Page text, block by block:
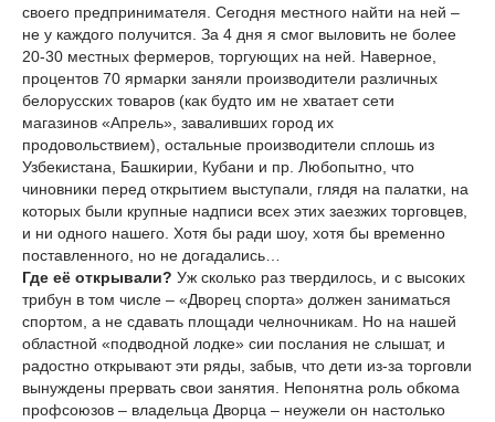
своего предпринимателя. Сегодня местного найти на ней –
не у каждого получится. За 4 дня я смог выловить не более
20-30 местных фермеров, торгующих на ней. Наверное,
процентов 70 ярмарки заняли производители различных
белорусских товаров (как будто им не хватает сети
магазинов «Апрель», заваливших город их
продовольствием), остальные производители сплошь из
Узбекистана, Башкирии, Кубани и пр. Любопытно, что
чиновники перед открытием выступали, глядя на палатки, на
которых были крупные надписи всех этих заезжих торговцев,
и ни одного нашего. Хотя бы ради шоу, хотя бы временно
поставленного, но не догадались…
Где её открывали? Уж сколько раз твердилось, и с высоких
трибун в том числе – «Дворец спорта» должен заниматься
спортом, а не сдавать площади челночникам. Но на нашей
областной «подводной лодке» сии послания не слышат, и
радостно открывают эти ряды, забыв, что дети из-за торговли
вынуждены прервать свои занятия. Непонятна роль обкома
профсоюзов – владельца Дворца – неужели он настолько